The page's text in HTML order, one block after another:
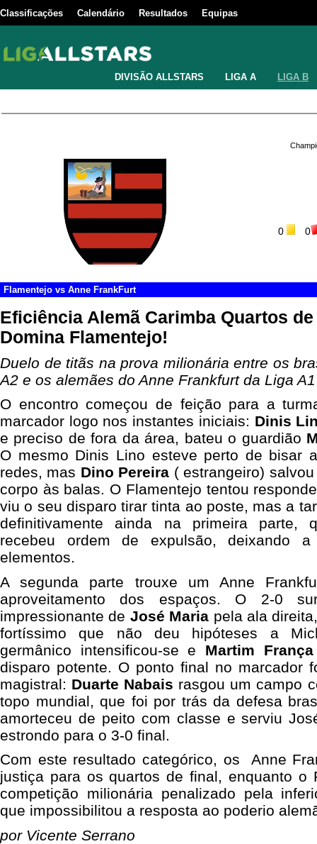
Classificações Calendário Resultados Equipas
DIVISÃO ALLSTARS LIGA A LIGA B
0 0
Flamentejo vs Anne FrankFurt
Eficiência Alemã Carimba Quartos
Domina Flamentejo!
Duelo de titãs na prova milionária entre os
A2 e os alemães do Anne Frankfurt da Liga A1
O encontro começou de feição para a
marcador logo nos instantes iniciais: Dinis
e preciso de fora da área, bateu o guardião
O mesmo Dinis Lino esteve perto de bisar
redes, mas Dino Pereira ( estrangeiro)
corpo às balas. O Flamentejo tentou
viu o seu disparo tirar tinta ao poste, mas a
definitivamente ainda na primeira parte,
recebeu ordem de expulsão, deixando
elementos.
A segunda parte trouxe um Anne
aproveitamento dos espaços. O 2-0
impressionante de José Maria pela ala
fortíssimo que não deu hipóteses a
germânico intensificou-se e Martim França
disparo potente. O ponto final no marcador
magistral: Duarte Nabais rasgou um campo
topo mundial, que foi por trás da defesa
amorteceu de peito com classe e serviu
estrondo para o 3-0 final.
Com este resultado categórico, os Anne
justiça para os quartos de final, enquanto o
competição milionária penalizado pela
que impossibilitou a resposta ao poderio
por Vicente Serrano